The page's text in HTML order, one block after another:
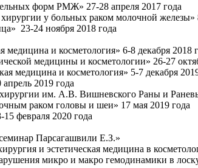
форм РМЖ» 27-28 апреля 2017 года
у больных раком молочной железы»
23-24 ноября 2018 года
и косметология» 6-8 декабря 2018
медицины и косметологии» 26-27
медицина и косметология» 5-7 декабря
2019 года
им. А.В. Вишневского Раны и
раком головы и шеи» 17 мая 2019 года
февраля 2020 года
Парсагашвили Е.З.»
и эстетическая медицина в
микро и макро гемодинамики в